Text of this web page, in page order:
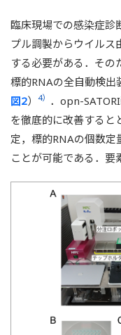
臨床現場での感染症診
プル調製からウイルス
する必要がある．その
標的RNAの全自動検出
図2） 4） ．opn-
を徹底的に改善すると
定，標的RNAの個数定
ことが可能である．要